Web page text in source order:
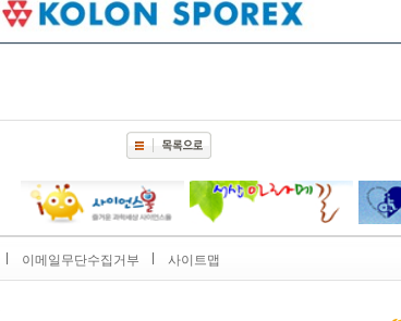
이메일무단수집거부 사이트맵